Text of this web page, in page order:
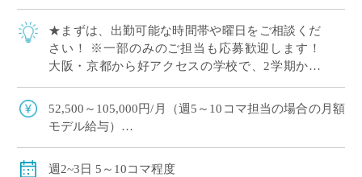
★まずは、出勤可能な時間帯や曜日をご相談くだ
さい！ ※一部のみのご担当も応募歓迎します！
大阪・京都から好アクセスの学校で、2学期から
マ（週2日出勤）のご担当のため、無理な […]
52,500～105,000円/月（週5～10コマ担当の場合の月額
モデル給与）
週2~3日 5～10コマ程度